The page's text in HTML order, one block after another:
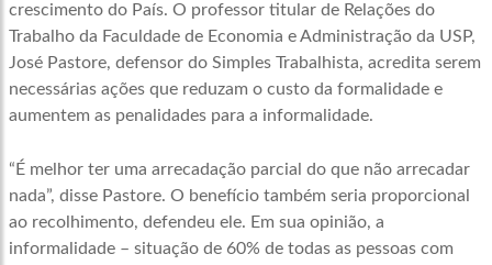
crescimento do País. O professor titular de Relações do
Trabalho da Faculdade de Economia e Administração da USP,
José Pastore, defensor do Simples Trabalhista, acredita serem
necessárias ações que reduzam o custo da formalidade e
aumentem as penalidades para a informalidade.
“É melhor ter uma arrecadação parcial do que não arrecadar
nada”, disse Pastore. O benefício também seria proporcional
ao recolhimento, defendeu ele. Em sua opinião, a
informalidade – situação de 60% de todas as pessoas com